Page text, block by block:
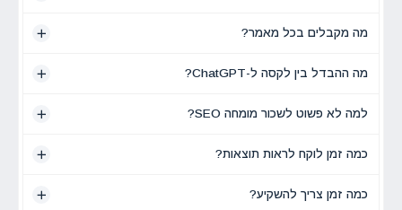
מה מקבלים בכל מאמר?
מה ההבדל בין לקסה ל-ChatGPT?
למה לא פשוט לשכור מומחה SEO?
כמה זמן לוקח לראות תוצאות?
כמה זמן צריך להשקיע?